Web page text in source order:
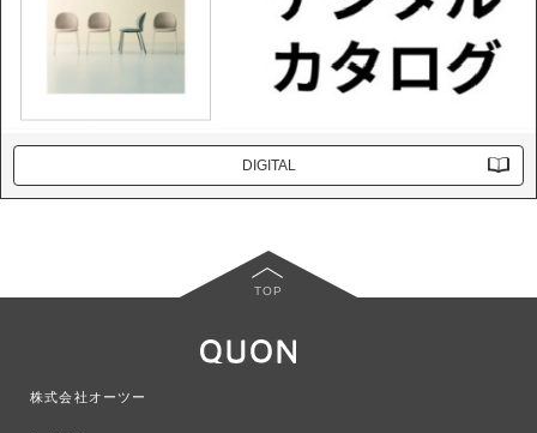
DIGITAL
TOP
株式会社オーツー